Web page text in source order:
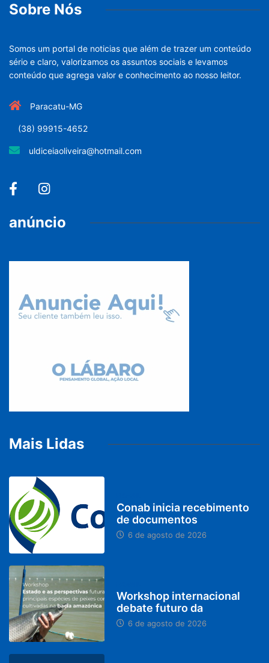
Sobre Nós
Somos um portal de noticias que além de trazer um conteúdo
sério e claro, valorizamos os assuntos sociais e levamos
conteúdo que agrega valor e conhecimento ao nosso leitor.
Paracatu-MG
(38) 99915-4652
uldiceiaoliveira@hotmail.com
anúncio
Mais Lidas
Conab inicia recebimento
de documentos
6 de agosto de 2026
Workshop internacional
debate futuro da
6 de agosto de 2026